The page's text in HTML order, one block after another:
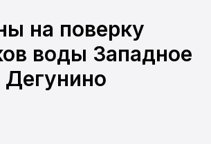
на поверку
воды Западное
Дегунино